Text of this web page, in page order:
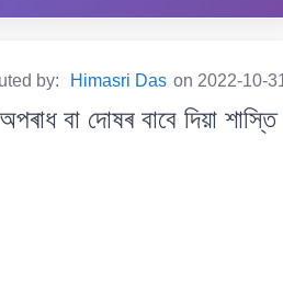
by: Himasri Das on 2022-10-
দোষৰ বাবে দিয়া শাস্তি